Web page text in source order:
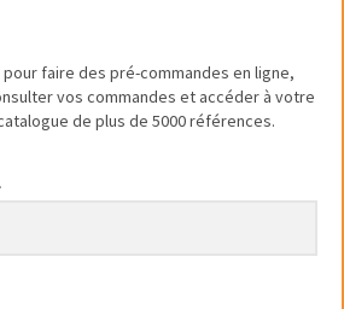
faire des pré-commandes en ligne,
vos commandes et accéder à votre
de plus de 5000 références.